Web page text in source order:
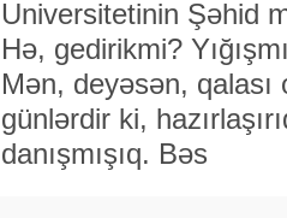
Universitetinin Şəhid
Hə, gedirikmi?
Mən, deyəsən, qalası
günlərdir ki,
danışmışıq. Bəs